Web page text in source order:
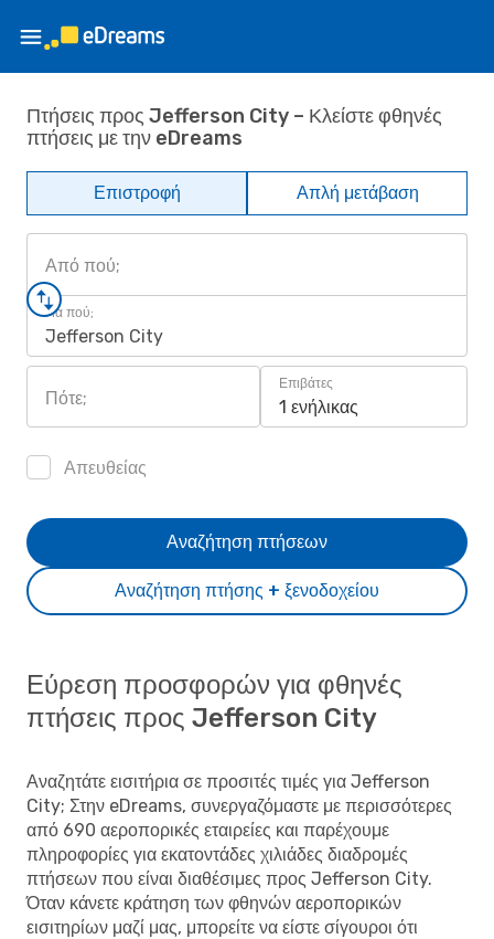
Πτήσεις προς Jefferson City – Κλείστε φθηνές
πτήσεις με την eDreams
Επιστροφή Απλή μετάβαση
Από πού;
Για πού;
Jefferson City
Πότε;
Επιβάτες
1 ενήλικας
Απευθείας
Αναζήτηση πτήσης + ξενοδοχείου
Αναζήτηση πτήσεων
Εύρεση προσφορών για φθηνές
πτήσεις προς Jefferson City
Αναζητάτε εισιτήρια σε προσιτές τιμές για Jefferson
City; Στην eDreams, συνεργαζόμαστε με περισσότερες
από 690 αεροπορικές εταιρείες και παρέχουμε
πληροφορίες για εκατοντάδες χιλιάδες διαδρομές
πτήσεων που είναι διαθέσιμες προς Jefferson City.
Όταν κάνετε κράτηση των φθηνών αεροπορικών
εισιτηρίων μαζί μας, μπορείτε να είστε σίγουροι ότι